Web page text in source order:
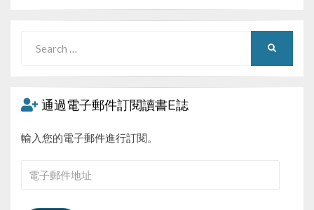
for:
通過電子郵件訂閱讀書E誌
輸入您的電子郵件進行訂閱。